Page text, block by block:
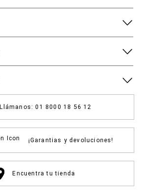
Llámanos: 01 8000 18 56 12
¡Garantias y devoluciones!
Encuentra tu tienda